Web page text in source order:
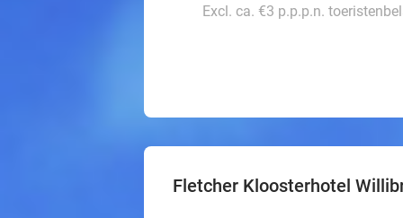
Excl. ca. €3 p.p.p.n.
Fletcher Kloosterhotel